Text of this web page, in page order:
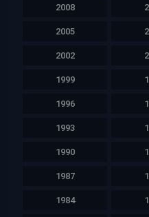
2008
2005
2002
1999
1996
1993
1990
1987
1984